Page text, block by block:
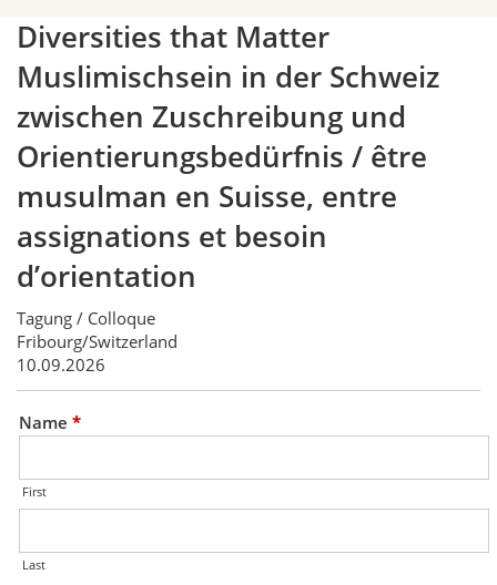
Diversities that Matter
Muslimischsein in der Schweiz
zwischen Zuschreibung und
Orientierungsbedürfnis / être
musulman en Suisse, entre
assignations et besoin
d’orientation
Tagung / Colloque
Fribourg/Switzerland
10.09.2026
Name *
First
Last